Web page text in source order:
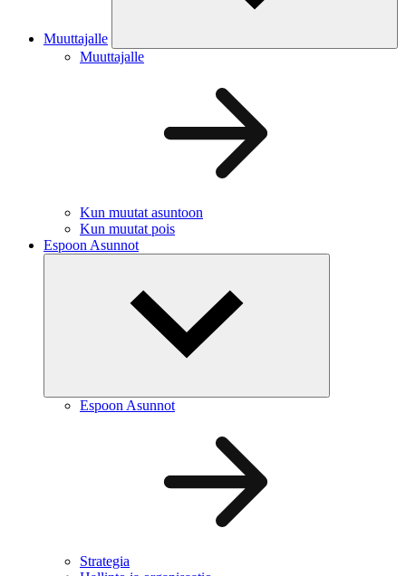
Muuttajalle
Muuttajalle
Kun muutat asuntoon
Kun muutat pois
Espoon Asunnot
Espoon Asunnot
Strategia